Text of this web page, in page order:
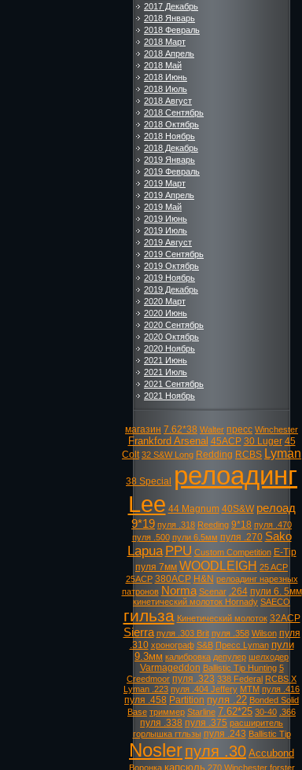
2017 Декабрь
2018 Январь
2018 Февраль
2018 Март
2018 Апрель
2018 Май
2018 Июнь
2018 Июль
2018 Август
2018 Сентябрь
2018 Октябрь
2018 Ноябрь
2018 Декабрь
2019 Январь
2019 Февраль
2019 Март
2019 Апрель
2019 Май
2019 Июнь
2019 Июль
2019 Август
2019 Сентябрь
2019 Октябрь
2019 Ноябрь
2019 Декабрь
2020 Март
2020 Июнь
2020 Сентябрь
2020 Октябрь
2020 Ноябрь
2021 Июнь
2021 Июль
2021 Сентябрь
2021 Ноябрь
магазин 7.62*38 Walter пресс Winchester
Frankford Arsenal 45ACP 30 Luger 45
Colt 32 S&W Long Redding RCBS Lyman
38 Special релоадинг
Lee 44 Magnum 40S&W релоад
9*19 пуля .318 Reeding 9*18 пуля .470
пуля .500 пули 6.5мм пуля .270 Sako
Lapua PPU Custom Competition E-Tip
пуля 7мм WOODLEIGH 25 ACP
25ACP 380ACP H&N релоадинг нарезных
патронов Norma Scenar .264 пули 6. 5мм
кинетический молоток Hornady SAECO
гильза Кинетический молоток 32ACP
Sierra пуля .303 Brit пуля .358 Wilson пуля
.310 хронограф S&B Пресс Lyman пули
9.3мм калибровка депулер шелходер
Varmageddon Ballistic Tip Hunting 5
Creedmoor пуля .323 338 Federal RCBS X
Lyman .223 пуля .404 Jeffery MTM пуля .416
пуля .458 Partition пуля .22 Bonded Solid
Base триммер Starline 7.62*25 30-40 .366
пуля .338 пуля .375 расширитель
горлышка гтльзы пуля .243 Ballistic Tip
Noslerпуля .30 Accubond
Воронка капсюль 270 Winchester forster